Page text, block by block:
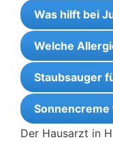
Was hilft bei
Welche
Staubsauger
Der Hausarzt in